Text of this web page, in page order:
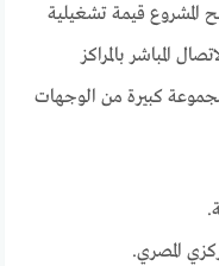
المشروع قيمة تشغيلية
المباشر بالمراكز
كبيرة من الوجهات
المصري.